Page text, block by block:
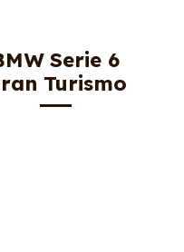
Serie 6
Turismo